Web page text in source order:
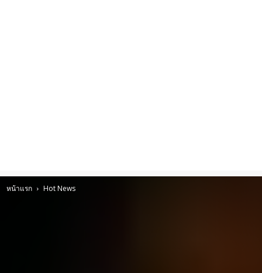
หน้าแรก Hot News